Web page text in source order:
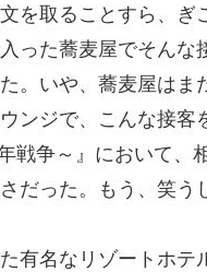
を取ることすら、ぎ
った蕎麦屋でそんな
。いや、蕎麦屋はま
ンジで、こんな接客
争～』において、
だった。もう、笑う
有名なリゾートホテ